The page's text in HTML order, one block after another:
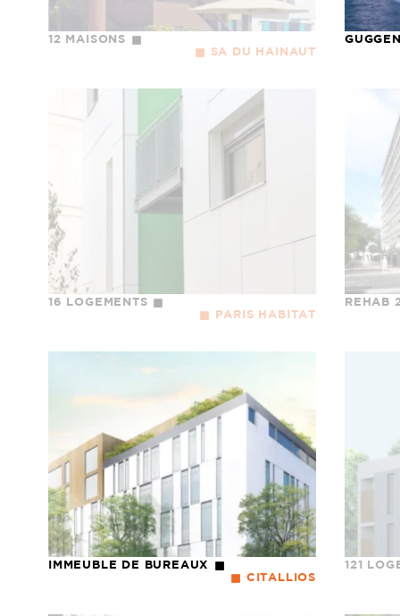
12 MAISONS
SA DU HAINAUT
16 LOGEMENTS
PARIS HABITAT
REHAB
IMMEUBLE DE BUREAUX
CITALLIOS
121